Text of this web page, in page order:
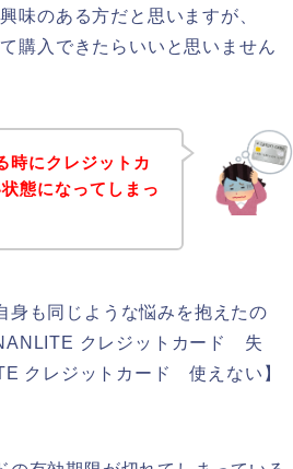
味のある方だと思いますが、
購入できたらいいと思いません
時にクレジットカ
態になってしまっ
身も同じような悩みを抱えたの
クレジットカード 失
クレジットカード 使えない】